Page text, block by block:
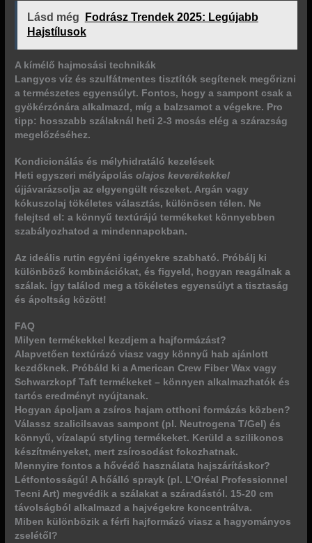
Lásd még
Fodrász Trendek 2025: Legújabb
Hajstílusok
A kímélő hajmosási technikák
Langyos víz és szulfátmentes tisztítók segítenek megőrizni
a természetes egyensúlyt. Fontos, hogy a sampont csak a
gyökérzónára alkalmazd, míg a balzsamot a végekre. Pro
tipp: hosszabb szálaknál heti 2-3 mosás elég a szárazság
megelőzéséhez.
Kondicionálás és mélyhidratáló kezelések
Heti egyszeri mélyápolásolajos keverékekkel
újjávarázsolja az elgyengült részeket. Argán vagy
kókuszolaj tökéletes választás, különösen télen. Ne
felejtsd el: a könnyű textúrájú termékeket könnyebben
szabályozhatod a mindennapokban.
Az ideális rutin egyéni igényekre szabható. Próbálj ki
különböző kombinációkat, és figyeld, hogyan reagálnak a
szálak. Így találod meg a tökéletes egyensúlyt a tisztaság
és ápoltság között!
FAQ
Milyen termékekkel kezdjem a hajformázást?
Alapvetően textúrázó viasz vagy könnyű hab ajánlott
kezdőknek. Próbáld ki a American Crew Fiber Wax vagy
Schwarzkopf Taft termékeket – könnyen alkalmazhatók és
tartós eredményt nyújtanak.
Hogyan ápoljam a zsíros hajam otthoni formázás közben?
Válassz szalicilsavas sampont (pl. Neutrogena T/Gel) és
könnyű, vízalapú styling termékeket. Kerüld a szilikonos
készítményeket, mert zsírosodást fokozhatnak.
Mennyire fontos a hővédő használata hajszárításkor?
Létfontosságú! A hőálló sprayk (pl. L’Oréal Professionnel
Tecni Art) megvédik a szálakat a száradástól. 15-20 cm
távolságból alkalmazd a hajvégekre koncentrálva.
Miben különbözik a férfi hajformázó viasz a hagyományos
zselétől?